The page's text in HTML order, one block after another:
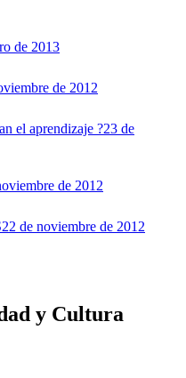
de 2013
de 2012
el aprendizaje ?23 de
de 2012
22 de noviembre de 2012
y Cultura